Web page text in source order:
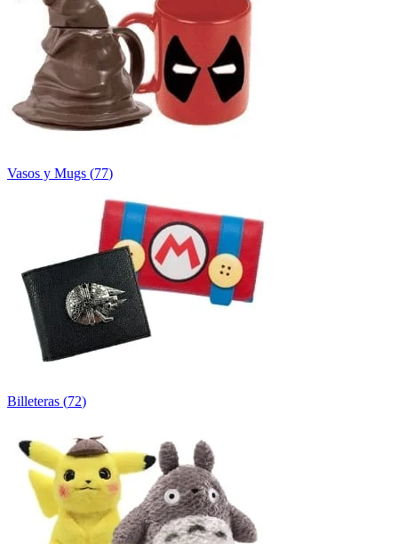
Vasos y Mugs (77)
Billeteras (72)